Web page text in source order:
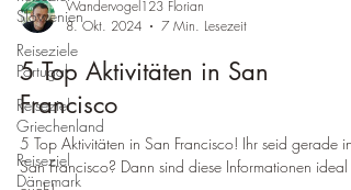
Slowenien
Reiseziele
Portugal
Reiseziel
Griechenland
Reiseziel
Dänemark
Wandervogel123 Florian
8. Okt. 2024
7 Min. Lesezeit
5 Top Aktivitäten in San
Francisco
5 Top Aktivitäten in San Francisco! Ihr seid gerade in
San Francisco? Dann sind diese Informationen ideal